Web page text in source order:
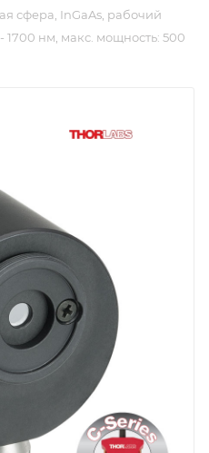
сфера, InGaAs, рабочий
нм, макс. мощность: 500